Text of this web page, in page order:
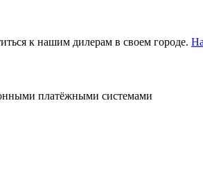
к нашим дилерам в своем городе.
платёжными системами